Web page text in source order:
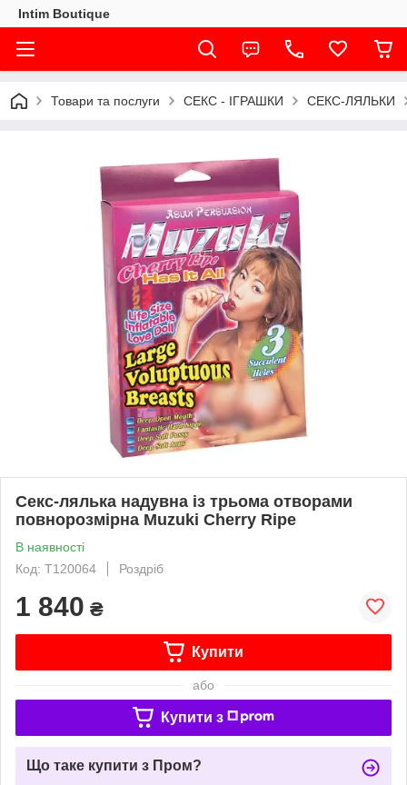
Intim Boutique
Товари та послуги СЕКС - ІГРАШКИ СЕКС-ЛЯЛЬКИ
Секс-лялька надувна із трьома отворами
повнорозмірна Muzuki Cherry Ripe
В наявності
Код: T120064
Роздріб
1 840 ₴
Купити
або
Купити з
Що таке купити з Пром?